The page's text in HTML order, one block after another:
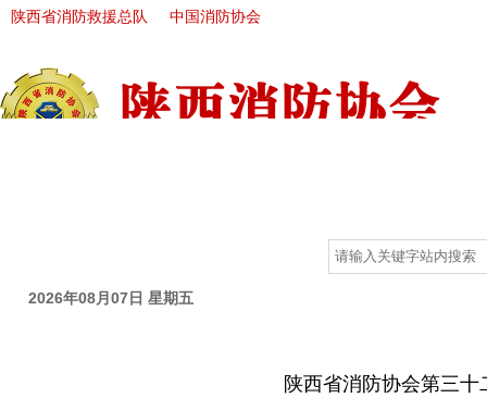
陕西省消防救援总队 中国消防协会
2026年08月07日 星期五
陕西省消防协会第三十